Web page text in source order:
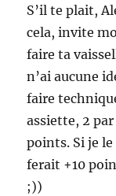
S’il te plait,
cela, invite
faire ta
n’ai aucune
faire
assiette, 2
points. Si je
ferait +10
;))